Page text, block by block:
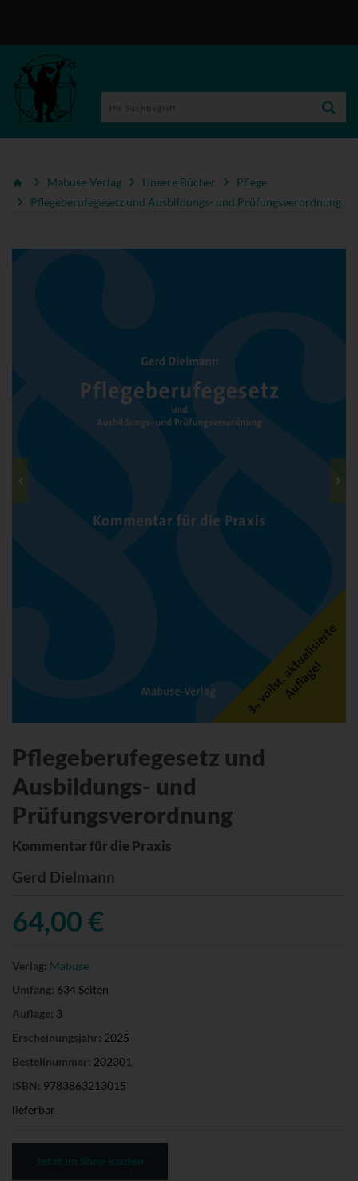
Mabuse-Verlag Unsere Bücher
Pflege
Pflegeberufegesetz und Ausbildungs- und Prüfungsverordnung
Pflegeberufegesetz und
Ausbildungs- und
Prüfungsverordnung
Kommentar für die Praxis
Gerd Dielmann
64,00 €
Verlag: Mabuse
Umfang: 634 Seiten
Auflage: 3
Erscheinungsjahr: 2025
Bestellnummer: 202301
ISBN: 9783863213015
lieferbar